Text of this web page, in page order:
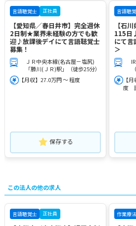
言語聴覚士 正社員
【愛知県／春日井市】完全週休
2日制★業界未経験の方でも歓
迎♪放課後デイにて言語聴覚士
募集！
ＪＲ中央本線(名古屋－塩尻)
「勝川(ＪＲ)駅」（徒歩25分）
【月収】27.0万円 ～ 程度
保存する
言語聴
【石
115日
にて言
＞
【月
度
この法人の他の求人
言語聴覚士 正社員 作業療